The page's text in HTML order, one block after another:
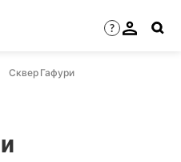
?
Сквер Гафури